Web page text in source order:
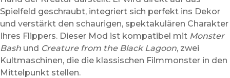
Spielfeld geschraubt, integriert sich perfekt ins Dekor
und verstärkt den schaurigen, spektakulären Charakter
Ihres Flippers. Dieser Mod ist kompatibel mit Monster
Bash und Creature from the Black Lagoon, zwei
Kultmaschinen, die die klassischen Filmmonster in den
Mittelpunkt stellen.